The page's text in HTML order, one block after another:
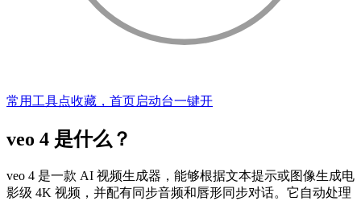
常用工具点收藏，首页启动台一键开
veo 4 是什么？
veo 4 是一款 AI 视频生成器，能够根据文本提示或图像生成电
影级 4K 视频，并配有同步音频和唇形同步对话。它自动处理